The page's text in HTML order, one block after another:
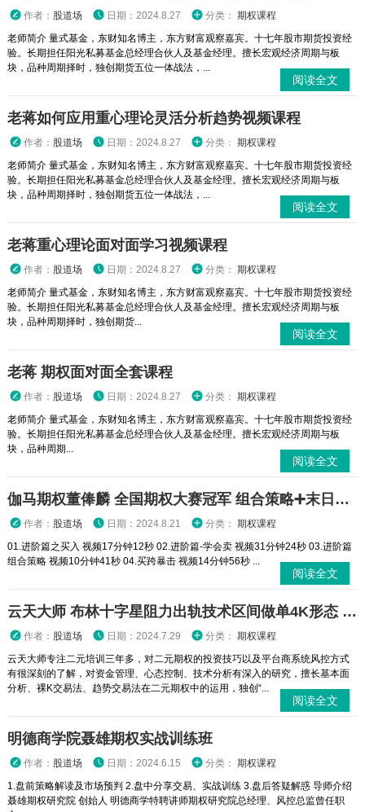
作者： 股道场 日期：2024.8.27 分类： 期权课程
老师简介 量式基金，东财知名博主，东方财富观察嘉宾。十七年股市期货投资经
验。长期担任阳光私募基金总经理合伙人及基金经理。擅长宏观经济周期与板
块，品种周期择时，独创期货五位一体战法，...
阅读全文
老蒋如何应用重心理论灵活分析趋势视频课程
作者： 股道场 日期：2024.8.27 分类： 期权课程
老师简介 量式基金，东财知名博主，东方财富观察嘉宾。十七年股市期货投资经
验。长期担任阳光私募基金总经理合伙人及基金经理。擅长宏观经济周期与板
块，品种周期择时，独创期货五位一体战法，...
阅读全文
老蒋重心理论面对面学习视频课程
作者： 股道场 日期：2024.8.27 分类： 期权课程
老师简介 量式基金，东财知名博主，东方财富观察嘉宾。十七年股市期货投资经
验。长期担任阳光私募基金总经理合伙人及基金经理。擅长宏观经济周期与板
块，品种周期择时，独创期货...
阅读全文
老蒋 期权面对面全套课程
作者： 股道场 日期：2024.8.27 分类： 期权课程
老师简介 量式基金，东财知名博主，东方财富观察嘉宾。十七年股市期货投资经
验。长期担任阳光私募基金总经理合伙人及基金经理。擅长宏观经济周期与板
块，品种周期...
阅读全文
伽马期权董俸麟 全国期权大赛冠军 组合策略➕末日轮视频课程
作者： 股道场 日期：2024.8.21 分类： 期权课程
01.进阶篇之买入 视频17分钟12秒 02.进阶篇-学会卖 视频31分钟24秒 03.进阶篇
组合策略 视频10分钟41秒 04.买跨暴击 视频14分钟56秒 ...
阅读全文
云天大师 布林十字星阻力出轨技术区间做单4K形态 二元期权外汇实战培训视频课程
作者： 股道场 日期：2024.7.29 分类： 期权课程
云天大师专注二元培训三年多，对二元期权的投资技巧以及平台商系统风控方式
有很深刻的了解，对资金管理、心态控制、技术分析有深入的研究，擅长基本面
分析、裸K交易法、趋势交易法在二元期权中的运用，独创“...
阅读全文
明德商学院聂雄期权实战训练班
作者： 股道场 日期：2024.6.15 分类： 期权课程
1.盘前策略解读及市场预判 2.盘中分享交易、实战训练 3.盘后答疑解惑 导师介绍
聂雄期权研究院 创始人 明德商学特聘讲师期权研究院总经理、风控总监曾任职